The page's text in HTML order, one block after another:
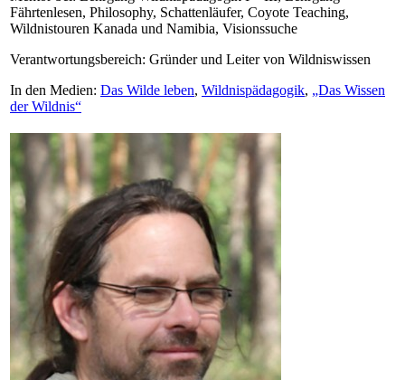
Fährtenlesen, Philosophy, Schattenläufer, Coyote Teaching,
Wildnistouren Kanada und Namibia, Visionssuche
Verantwortungsbereich: Gründer und Leiter von Wildniswissen
In den Medien: Das Wilde leben, Wildnispädagogik, „Das Wissen
der Wildnis“